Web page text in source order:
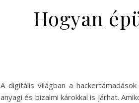
Hogyan
A digitális világban a
anyagi és bizalmi károkkal is járhat.